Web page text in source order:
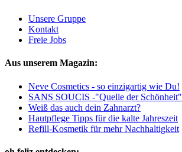
Unsere Gruppe
Kontakt
Freie Jobs
Aus unserem Magazin:
Neve Cosmetics - so einzigartig wie Du!
SANS SOUCIS -"Quelle der Schönheit"
Weiß das auch dein Zahnarzt?
Hautpflege Tipps für die kalte Jahreszeit
Refill-Kosmetik für mehr Nachhaltigkeit